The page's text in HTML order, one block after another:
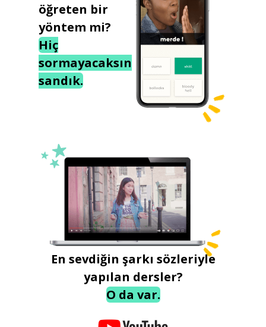
öğreten bir
yöntem mi?
Hiç
sormayacaksın
sandık.
En sevdiğin şarkı sözleriyle
yapılan dersler?
O da var.